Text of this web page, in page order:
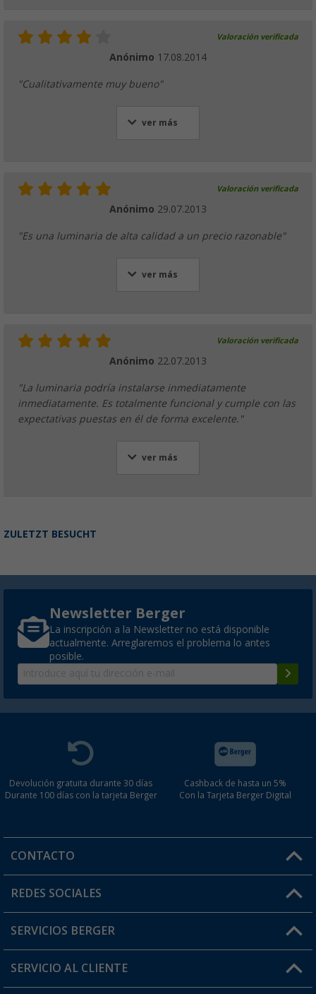
Valoración verificada
Anónimo 17.08.2014
"Cualitativamente muy bueno"
ver más
Valoración verificada
Anónimo 29.07.2013
"Es una luminaria de alta calidad a un precio razonable"
ver más
Valoración verificada
Anónimo 22.07.2013
"La luminaria podría instalarse inmediatamente
inmediatamente. Es totalmente funcional y cumple con las
expectativas puestas en él de forma excelente."
ver más
ZULETZT BESUCHT
Newsletter Berger
La inscripción a la Newsletter no está disponible
actualmente. Arreglaremos el problema lo antes
posible.
Devolución gratuita durante 30 días
Durante 100 días con la tarjeta Berger
Cashback de hasta un 5%
Con la Tarjeta Berger Digital
CONTACTO
Horario de atención al cliente:
¿Tienes alguna duda?
REDES SOCIALES
SERVICIOS BERGER
Conviértete en distribuidor
SERVICIO AL CLIENTE